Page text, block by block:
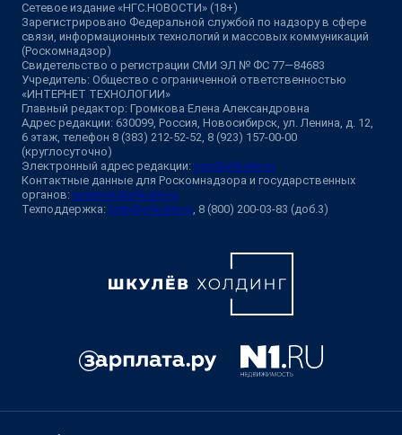
Сетевое издание «НГС.НОВОСТИ» (18+)
Зарегистрировано Федеральной службой по надзору в сфере
связи, информационных технологий и массовых коммуникаций
(Роскомнадзор)
Свидетельство о регистрации СМИ ЭЛ № ФС 77—84683
Учредитель: Общество с ограниченной ответственностью
«ИНТЕРНЕТ ТЕХНОЛОГИИ»
Главный редактор: Громкова Елена Александровна
Адрес редакции: 630099, Россия, Новосибирск, ул. Ленина, д. 12,
6 этаж, телефон 8 (383) 212-52-52, 8 (923) 157-00-00
(круглосуточно)
Электронный адрес редакции: ngs@shkulev.ru
Контактные данные для Роскомнадзора и государственных
органов: juristnsk@shkulev.ru
Техподдержка: help@shkulev.ru, 8 (800) 200-03-83 (доб.3)